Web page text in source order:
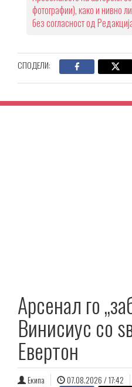
фотографии), како и нивно
без согласност од
СПОДЕЛИ:
Арсенал го
Винисиус со
Евертон
Екипа
07.08.2026 / 17:42